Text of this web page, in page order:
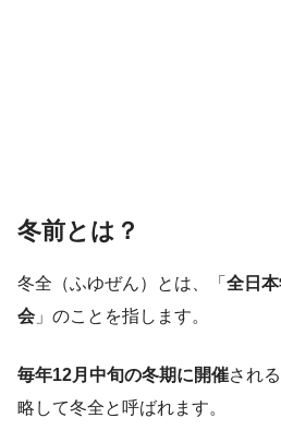
冬前とは？
冬全（ふゆぜん）とは、「 全日
会 」のことを指します。
毎年12月中旬の冬期に開催され
略して冬全と呼ばれます。